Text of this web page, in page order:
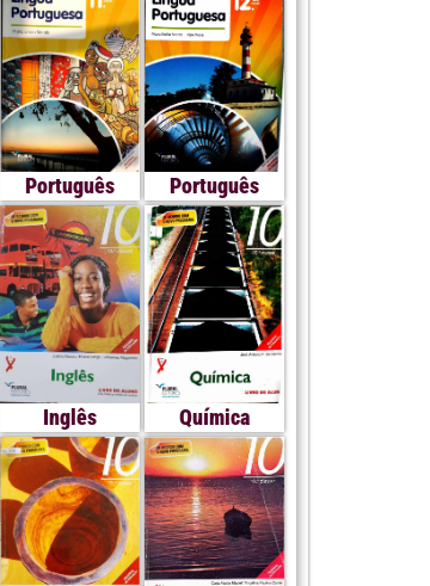
Português Português
Inglês Química